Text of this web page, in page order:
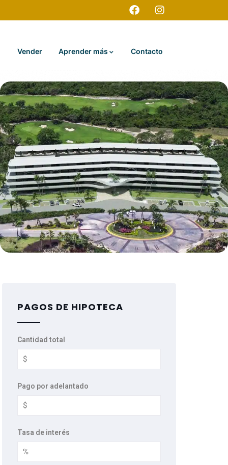
Vender Aprender más Contacto
PAGOS DE HIPOTECA
Cantidad total
Pago por adelantado
Tasa de interés